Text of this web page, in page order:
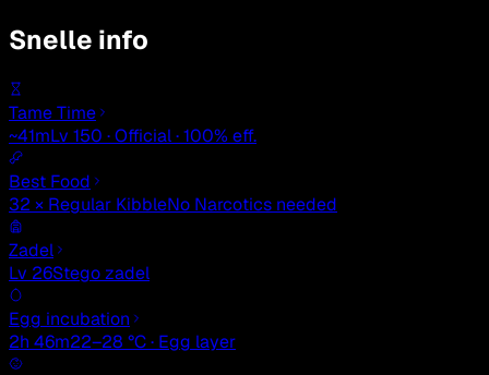
Snelle info
Tame Time
~41mLv 150 · Official · 100% eff.
Best Food
32 × Regular KibbleNo Narcotics needed
Zadel
Lv 26Stego zadel
Egg incubation
2h 46m22–28 °C · Egg layer